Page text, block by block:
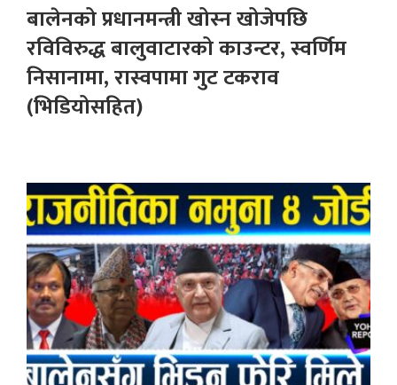
बालेनको प्रधानमन्त्री खोस्न खोजेपछि
रविविरुद्ध बालुवाटारको काउन्टर, स्वर्णिम
निसानामा, रास्वपामा गुट टकराव
(भिडियोसहित)